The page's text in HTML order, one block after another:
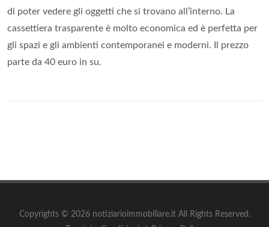
di poter vedere gli oggetti che si trovano all’interno. La
cassettiera trasparente è molto economica ed è perfetta per
gli spazi e gli ambienti contemporanei e moderni. Il prezzo
parte da 40 euro in su.
Copyrights © 2026 notiziarioimmobiliare.it All Rights Reserved.